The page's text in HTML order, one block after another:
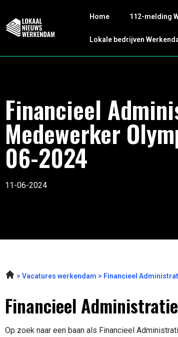
Home 112-melding
Lokale bedrijven
Financieel
Medewerker
06-2024
11-06-2024
Vacatures werkendam Financieel
Financieel
Op zoek naar een baan als Financieel